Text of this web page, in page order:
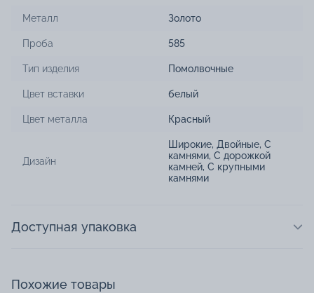
Металл Золото
Проба 585
Тип изделия Помолвочные
Цвет вставки белый
Цвет металла Красный
Дизайн
Широкие, Двойные, С
камнями, С дорожкой
камней, С крупными
камнями
Доступная упаковка
Похожие товары